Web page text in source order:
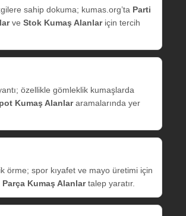
sahip dokuma; kumas.org’ta Parti
ve Stok Kumaş Alanlariçin tercih
özellikle gömleklik kumaşlarda
Kumaş Alanlararamalarında yer
örme; spor kıyafet ve mayo üretimi için
Parça Kumaş Alanlartalep yaratır.